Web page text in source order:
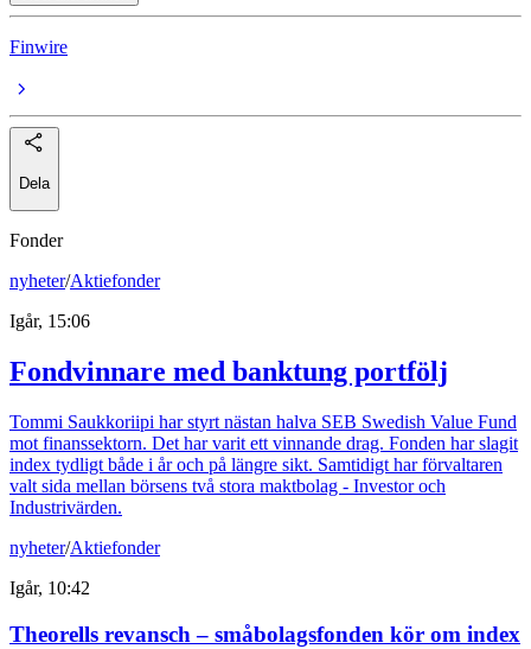
Finwire
Dela
Fonder
nyheter/Aktiefonder
Igår, 15:06
Fondvinnare med banktung portfölj
Tommi Saukkoriipi har styrt nästan halva SEB Swedish Value Fund
mot finanssektorn. Det har varit ett vinnande drag. Fonden har slagit
index tydligt både i år och på längre sikt. Samtidigt har förvaltaren
valt sida mellan börsens två stora maktbolag - Investor och
Industrivärden.
nyheter/Aktiefonder
Igår, 10:42
Theorells revansch – småbolagsfonden kör om index